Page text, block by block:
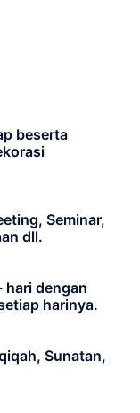
beserta
Seminar,
dll.
hari dengan
harinya.
Sunatan,